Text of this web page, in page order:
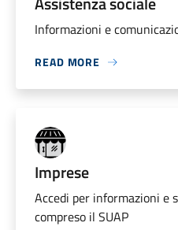
Informazioni e
READ MORE
Imprese
Accedi per informazioni e
compreso il SUAP